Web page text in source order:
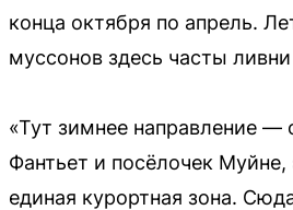
конца октября по апрель.
муссонов здесь часты
«Тут зимнее направление —
Фантьет и посёлочек
единая курортная зона.